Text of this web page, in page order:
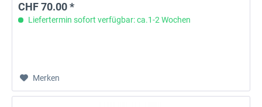
CHF 70.00 *
Liefertermin sofort verfügbar: ca.1-2 Wochen
Merken